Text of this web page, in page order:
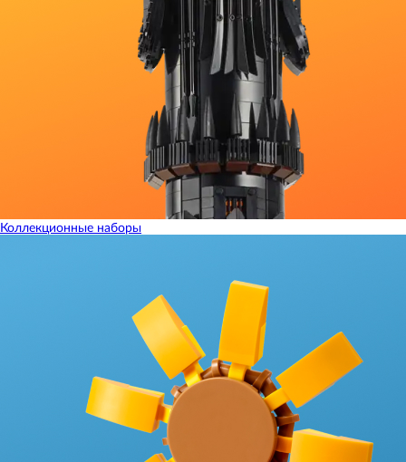
Коллекционные наборы